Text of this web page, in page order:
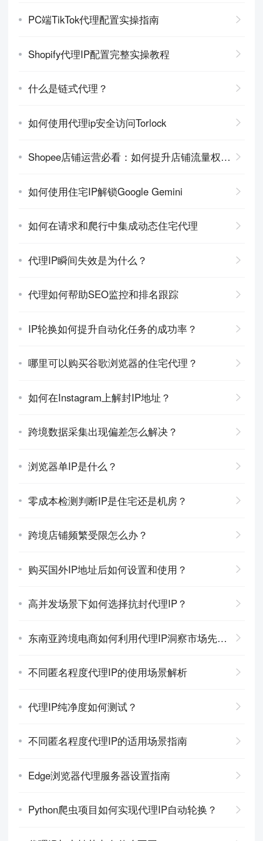
PC端TikTok代理配置实操指南
Shopify代理IP配置完整实操教程
什么是链式代理？
如何使用代理ip安全访问Torlock
Shopee店铺运营必看：如何提升店铺流量权重？
如何使用住宅IP解锁Google Gemini
如何在请求和爬行中集成动态住宅代理
代理IP瞬间失效是为什么？
代理如何帮助SEO监控和排名跟踪
IP轮换如何提升自动化任务的成功率？
哪里可以购买谷歌浏览器的住宅代理？
如何在Instagram上解封IP地址？
跨境数据采集出现偏差怎么解决？
浏览器单IP是什么？
零成本检测判断IP是住宅还是机房？
跨境店铺频繁受限怎么办？
购买国外IP地址后如何设置和使用？
高并发场景下如何选择抗封代理IP？
东南亚跨境电商如何利用代理IP洞察市场先机？
不同匿名程度代理IP的使用场景解析
代理IP纯净度如何测试？
不同匿名程度代理IP的适用场景指南
Edge浏览器代理服务器设置指南
Python爬虫项目如何实现代理IP自动轮换？